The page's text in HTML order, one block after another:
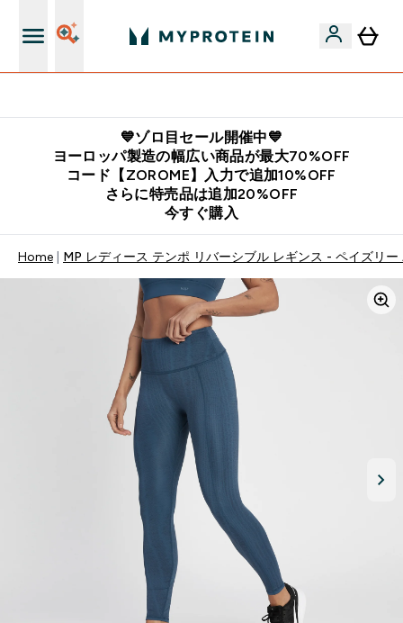
💙ゾロ目セール開催中💙
ヨーロッパ製造の幅広い商品が最大70%OFF
コード【ZOROME】入力で追加10%OFF
さらに特売品は追加20%OFF
今すぐ購入
Home MP レディース テンポ リバーシブル レギンス - ペイズリー